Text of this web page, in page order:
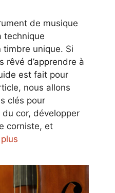
de musique
technique
unique. Si
rêvé d’apprendre à
est fait pour
nous allons
clés pour
cor, développer
corniste, et